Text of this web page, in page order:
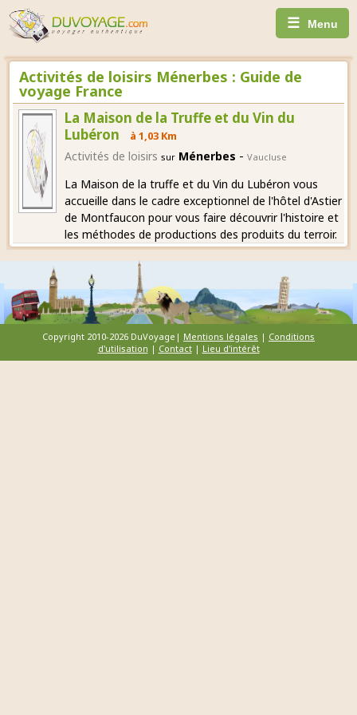
☰ Menu
Activités de loisirs Ménerbes : Guide de
voyage France
La Maison de la Truffe et du Vin du
Lubéron
à 1,03 Km
Activités de loisirs sur Ménerbes - Vaucluse
La Maison de la truffe et du Vin du Lubéron vous
accueille dans le cadre exceptionnel de l'hôtel d'Astier
de Montfaucon pour vous faire découvrir l'histoire et
les méthodes de productions des produits du terroir.
Copyright 2010-2026 DuVoyage| Mentions légales | Conditions
d'utilisation | Contact| Lieu d'intérêt